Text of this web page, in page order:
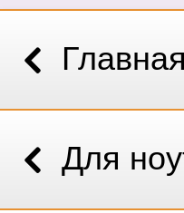
Главная
Для